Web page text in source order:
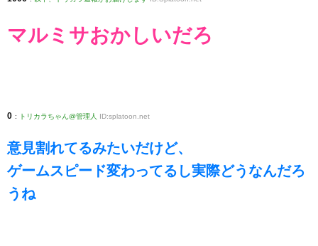
マルミサおかしいだろ
0 : トリカラちゃん@管理人 ID:splatoon.net
意見割れてるみたいだけど、
ゲームスピード変わってるし実際どうなんだろ
うね